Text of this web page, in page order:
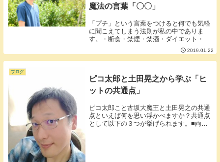
魔法の言葉「〇〇」
「プチ」という言葉をつけると何でも気軽
に聞こえてしまう法則が私の中でありま
す。・断食・禁煙・禁酒・ダイエット・無
職なんだか重たそうだったりなんだかつら
そうに聞こえるワードですがワードの頭に
「プチ」をつけてみてください。・プチ断
2019.01.22
ブログ
ピコ太郎と土田晃之から学ぶ「ヒ
ットの共通点」
ピコ太郎こと古坂大魔王と土田晃之の共通
点といえば何を思い浮かべますか？共通点
として以下の３つが挙げられます。■両方